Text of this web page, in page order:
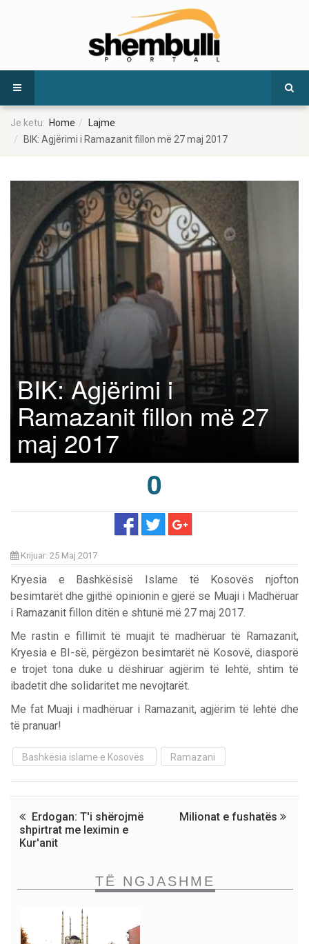
Je ketu: Home
Lajme
BIK: Agjërimi i Ramazanit fillon më 27 maj 2017
BIK: Agjërimi i
Ramazanit fillon më 27
maj 2017
0
Krijuar: 25 Maj 2017
Kryesia e Bashkësisë Islame të Kosovës njofton
besimtarët dhe gjithë opinionin e gjerë se Muaji i Madhëruar
i Ramazanit fillon ditën e shtunë më 27 maj 2017.
Me rastin e fillimit të muajit të madhëruar të Ramazanit,
Kryesia e BI-së, përgëzon besimtarët në Kosovë, diasporë
e trojet tona duke u dëshiruar agjërim të lehtë, shtim të
ibadetit dhe solidaritet me nevojtarët.
Me fat Muaji i madhëruar i Ramazanit, agjërim të lehtë dhe
të pranuar!
Bashkësia islame e Kosovës Ramazani
Erdogan: T'i shërojmë
shpirtrat me leximin e
Kur'anit
Milionat e fushatës
TË NGJASHME